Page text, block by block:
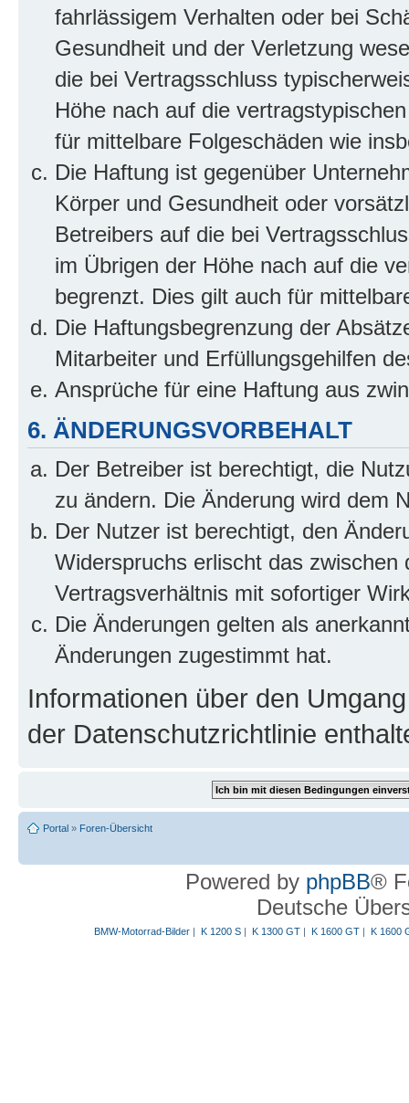
fahrlässigem Verhalten oder bei
Gesundheit und der Verletzung
die bei Vertragsschluss
Höhe nach auf die
für mittelbare Folgeschäden wie
Die Haftung ist gegenüber
Körper und Gesundheit oder
Betreibers auf die bei
im Übrigen der Höhe nach auf die
begrenzt. Dies gilt auch für
Die Haftungsbegrenzung der
Mitarbeiter und Erfüllungsgehilfen
Ansprüche für eine Haftung aus
6. ÄNDERUNGSVORBEHALT
Der Betreiber ist berechtigt, die
zu ändern. Die Änderung wird dem
Der Nutzer ist berechtigt, den
Widerspruchs erlischt das
Vertragsverhältnis mit sofortiger
Die Änderungen gelten als
Änderungen zugestimmt hat.
Informationen über den
der Datenschutzrichtlinie
Portal » Foren-Übersicht
Powered by phpBB®
Deutsche
BMW-Motorrad-Bilder| K 1200 S| K 1300 GT| K 1600 GT| K 1600